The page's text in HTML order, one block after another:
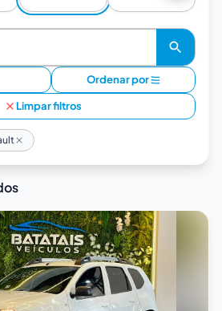
Ordenar por
Limpar filtros